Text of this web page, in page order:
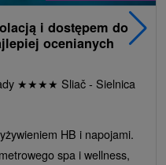
i dostępem do
ocenianych
★★★★ Sliač - Sielnica
HB i napojami.
spa i wellness,